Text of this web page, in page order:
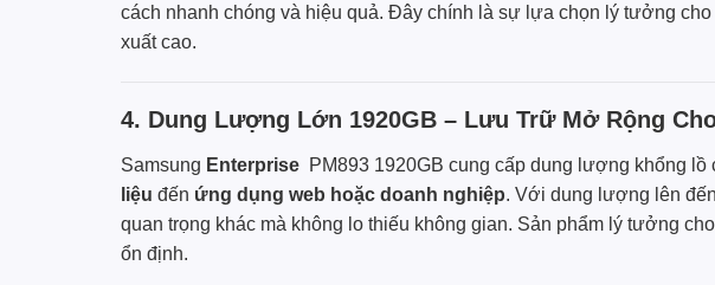
cách nhanh chóng và hiệu quả. Đây chính là sự lựa chọn lý tưởng
xuất cao.
4. Dung Lượng Lớn 1920GB – Lưu Trữ Mở Rộng
Samsung Enterprise PM893 1920GB cung cấp dung lượng khổng
liệu đến ứng dụng web hoặc doanh nghiệp. Với dung lượng lên
quan trọng khác mà không lo thiếu không gian. Sản phẩm lý tưởng
ổn định.